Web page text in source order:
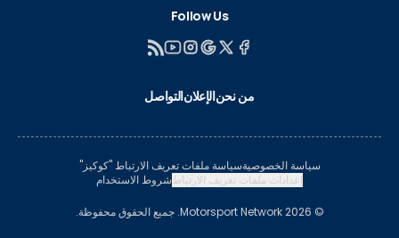
Follow Us
من نحنالإعلانالتواصل
سياسة الخصوصيةسياسة ملفات تعريف الارتباط "كوكيز"
إعدادات ملفات تعريف الارتباطشروط الاستخدام
© 2026 Motorsport Network. جميع الحقوق محفوظة.